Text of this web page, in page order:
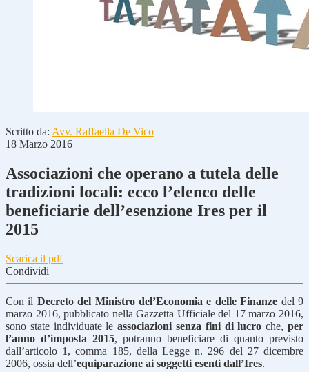
Scritto da: Avv. Raffaella De Vico
18 Marzo 2016
Associazioni che operano a tutela delle
tradizioni locali: ecco l’elenco delle
beneficiarie dell’esenzione Ires per il
2015
Scarica il pdf
Condividi
Con il Decreto del Ministro del’Economia e delle Finanze del 9
marzo 2016, pubblicato nella Gazzetta Ufficiale del 17 marzo 2016,
sono state individuate leassociazioni senza fini di lucro che,per
l’anno d’imposta 2015, potranno beneficiare di quanto previsto
dall’articolo 1, comma 185, della Legge n. 296 del 27 dicembre
2006, ossia dell’equiparazione ai soggetti esenti dall’Ires.